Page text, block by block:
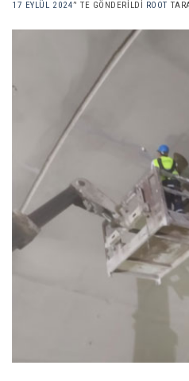
17 EYLÜL 2024’' TE GÖNDERILDI ROOT